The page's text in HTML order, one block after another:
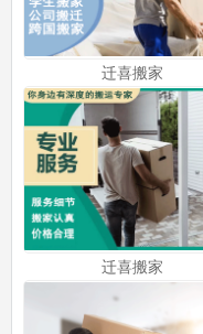
迁喜搬家
迁喜搬家